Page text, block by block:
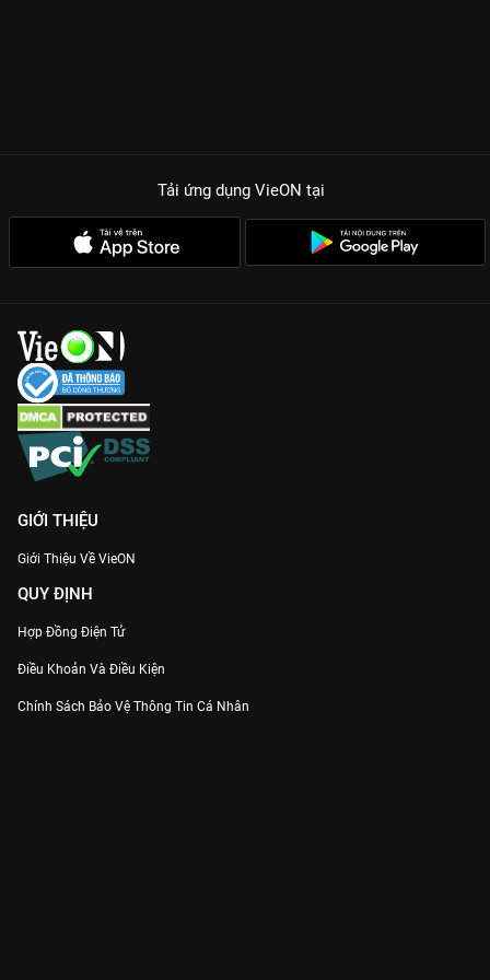
Tải ứng dụng VieON tại
GIỚI THIỆU
Giới Thiệu Về VieON
QUY ĐỊNH
Hợp Đồng Điện Tử
Điều Khoản Và Điều Kiện
Chính Sách Bảo Vệ Thông Tin Cá Nhân